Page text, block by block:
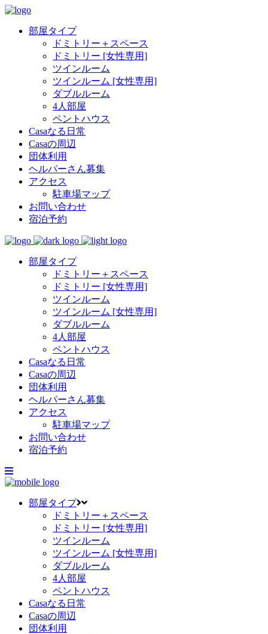
部屋タイプ
ドミトリー＋スペース
ドミトリー [女性専用]
ツインルーム
ツインルーム [女性専用]
ダブルルーム
4人部屋
ペントハウス
Casaなる日常
Casaの周辺
団体利用
ヘルパーさん募集
アクセス
駐車場マップ
お問い合わせ
宿泊予約
部屋タイプ
ドミトリー＋スペース
ドミトリー [女性専用]
ツインルーム
ツインルーム [女性専用]
ダブルルーム
4人部屋
ペントハウス
Casaなる日常
Casaの周辺
団体利用
ヘルパーさん募集
アクセス
駐車場マップ
お問い合わせ
宿泊予約
部屋タイプ
ドミトリー＋スペース
ドミトリー [女性専用]
ツインルーム
ツインルーム [女性専用]
ダブルルーム
4人部屋
ペントハウス
Casaなる日常
Casaの周辺
団体利用